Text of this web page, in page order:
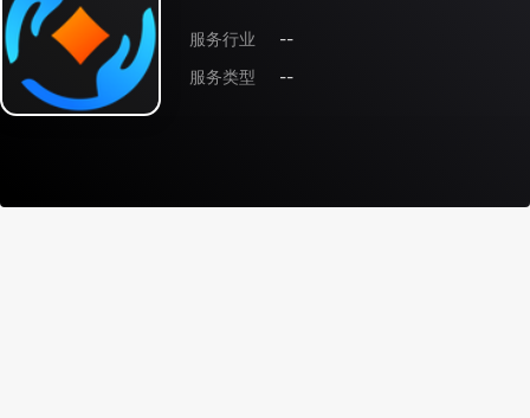
服务行业
--
服务类型
--